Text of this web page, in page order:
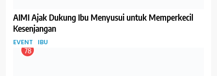
80
Tentang Metode Freeze Drying yang digunakan untuk
Membuat ASI Bubuk dan Gizi dalam ASI Bubuk